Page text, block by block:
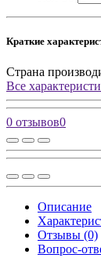
Краткие
Страна
Все
0 отзывов0
Описание
Отзывы (0)
Вопрос-